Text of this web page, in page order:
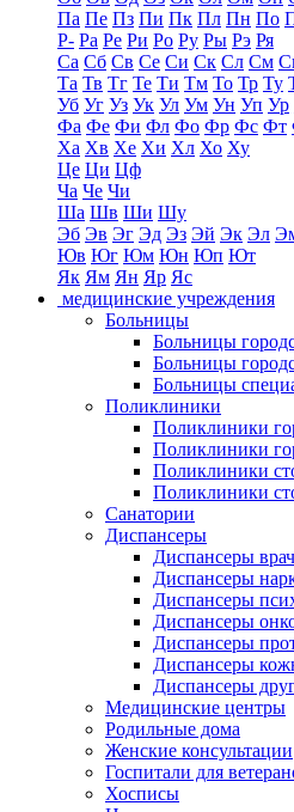
Па Пе Пз Пи Пк Пл Пн По
Р- Ра Ре Ри Ро Ру Ры Рэ Ря
Са Сб Св Се Си Ск Сл См
Та Тв Тг Те Ти Тм То Тр Ту
Уб Уг Уз Ук Ул Ум Ун Уп Ур
Фа Фе Фи Фл Фо Фр Фс Фт
Ха Хв Хе Хи Хл Хо Ху
Це Ци Цф
Ча Че Чи
Ша Шв Ши Шу
Эб Эв Эг Эд Эз Эй Эк Эл
Юв Юг Юм Юн Юп Ют
Як Ям Ян Яр Яс
медицинские учреждения
Больницы
Больницы
Больницы
Больницы
Поликлиники
Поликлиники
Поликлиники
Поликлиники
Поликлиники
Санатории
Диспансеры
Диспансеры
Диспансеры
Диспансеры
Диспансеры
Диспансеры
Диспансеры
Диспансеры
Медицинские центры
Родильные дома
Женские консультации
Госпитали для
Хосписы